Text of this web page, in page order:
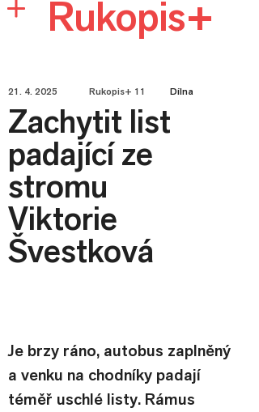
Rukopis+
21. 4. 2025 Rukopis+ 11 Dílna
Zachytit list
padající ze
stromu
Viktorie
Švestková
Je brzy ráno, autobus zaplněný
a venku na chodníky padají
téměř uschlé listy. Rámus